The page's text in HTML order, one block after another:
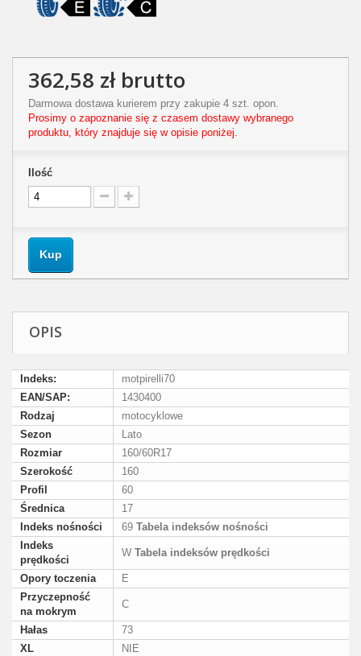
362,58 złbrutto
Darmowa dostawa kurierem przy zakupie 4 szt. opon.
Prosimy o zapoznanie się z czasem dostawy wybranego
produktu, który znajduje się w opisie poniżej.
Ilość
Kup
OPIS
Indeks:
motpirelli70
EAN/SAP:
1430400
Rodzaj
motocyklowe
Sezon
Lato
Rozmiar
160/60R17
Szerokość
160
Profil
60
Średnica
17
Indeks nośności
69 Tabela indeksów nośności
Indeks
prędkości
W Tabela indeksów prędkości
Opory toczenia
E
Przyczepność
na mokrym
C
Hałas
73
XL
NIE